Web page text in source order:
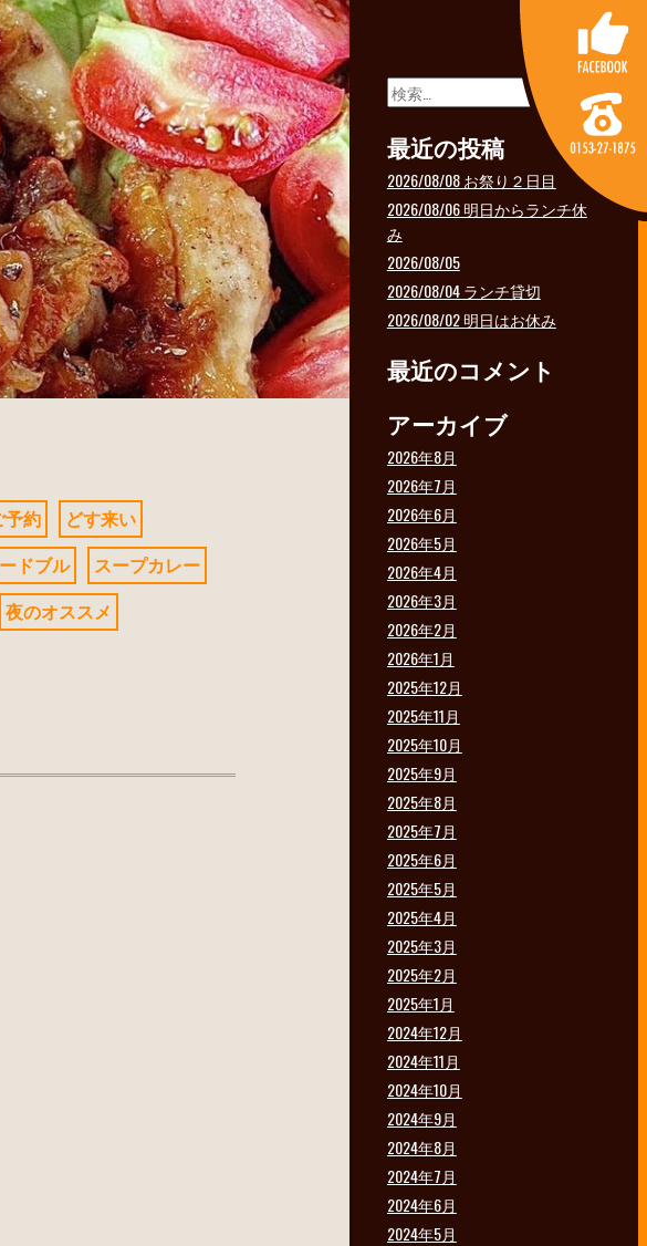
予約
どす来い
ドブル
スープカレー
夜のオススメ
検
索:
最近の投稿
2026/08/08 お祭り２日目
2026/08/06 明日からランチ休
み
2026/08/05
2026/08/04 ランチ貸切
2026/08/02 明日はお休み
最近のコメント
アーカイブ
2026年8月
2026年7月
2026年6月
2026年5月
2026年4月
2026年3月
2026年2月
2026年1月
2025年12月
2025年11月
2025年10月
2025年9月
2025年8月
2025年7月
2025年6月
2025年5月
2025年4月
2025年3月
2025年2月
2025年1月
2024年12月
2024年11月
2024年10月
2024年9月
2024年8月
2024年7月
2024年6月
2024年5月